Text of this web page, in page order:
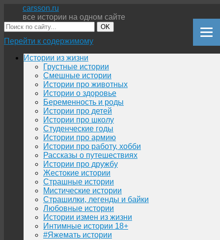
carsson.ru
все истории на одном сайте
OK
Перейти к содержимому
Истории из жизни
Грустные истории
Смешные истории
Истории про животных
Истории о здоровье
Беременность и роды
Истории про детей
Истории про школу
Студенческие годы
Истории про армию
Истории про работу, хобби
Рассказы о путешествиях
Истории про дружбу
Жестокие истории
Страшные истории
Мистические истории
Страшилки, легенды и байки
Любовные истории
Истории измен из жизни
Интимные истории 18+
#Яжемать истории